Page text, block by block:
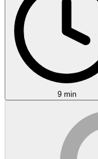
9 min